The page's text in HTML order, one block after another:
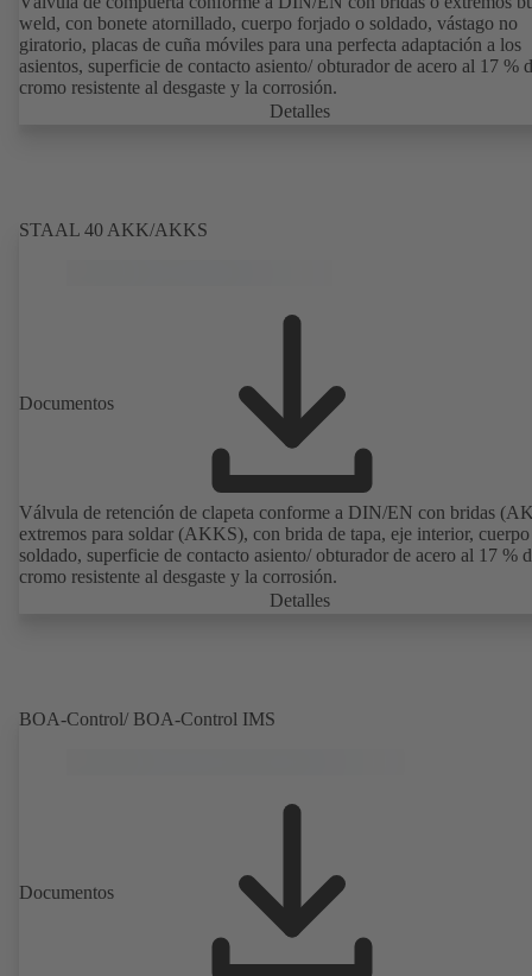
weld, con bonete atornillado, cuerpo forjado o soldado, vástago no
giratorio, placas de cuña móviles para una perfecta adaptación a los
asientos, superficie de contacto asiento/ obturador de acero al 17 %
cromo resistente al desgaste y la corrosión.
Detalles
STAAL 40 AKK/AKKS
Documentos
Válvula de retención de clapeta conforme a DIN/EN con bridas
extremos para soldar (AKKS), con brida de tapa, eje interior, cuerpo
soldado, superficie de contacto asiento/ obturador de acero al 17 %
cromo resistente al desgaste y la corrosión.
Detalles
BOA-Control/ BOA‑Control IMS
Documentos